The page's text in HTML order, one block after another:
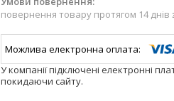
повернення товару протягом 14 днів
У компанії підключені електронні
покидаючи сайту.